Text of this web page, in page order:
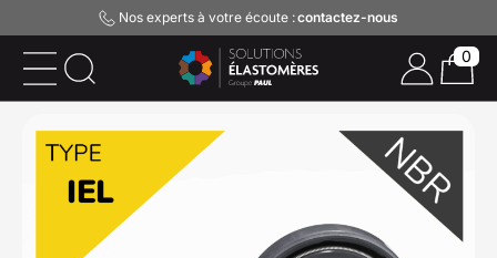
Nos experts à votre écoute :contactez-nous
0